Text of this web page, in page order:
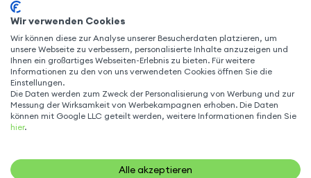
30, bis rue Girard
FOLGEN SIE UNS
Wir verwenden Cookies
Wir können diese zur Analyse unserer Besucherdaten platzieren, um
unsere Webseite zu verbessern, personalisierte Inhalte anzuzeigen und
Ihnen ein großartiges Webseiten-Erlebnis zu bieten. Für weitere
Informationen zu den von uns verwendeten Cookies öffnen Sie die
Einstellungen.
Die Daten werden zum Zweck der Personalisierung von Werbung und zur
Messung der Wirksamkeit von Werbekampagnen erhoben. Die Daten
können mit Google LLC geteilt werden, weitere Informationen finden Sie
hier.
Alle akzeptieren